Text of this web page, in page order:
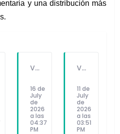
y una distribución más
VILLA EL SALVADOR RECIBE A ANA CORREA PARA PRESENTAR LIBRO SOBRE MEMORIA, TEATRO Y RESISTENCIA DURANTE EL CONFLICTO ARMADO INTERNO.
16 de
July
de
2026
a las
04:37
PM
VILLA EL SALVADOR: EL ALCALDE GUIDO IÑIGO PERALTA PRIORIZÓ CONCIERTO DE SOMOS PERÚ Y NO ASISTIÓ AL DESFILE ESCOLAR CÍVICO CULTURAL 2026
11 de
July
de
2026
a las
03:51
PM